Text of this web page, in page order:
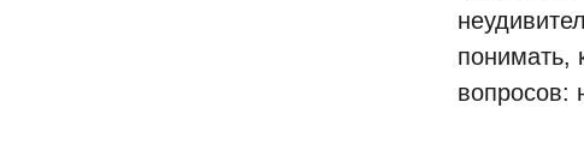
понимать,
вопросов: